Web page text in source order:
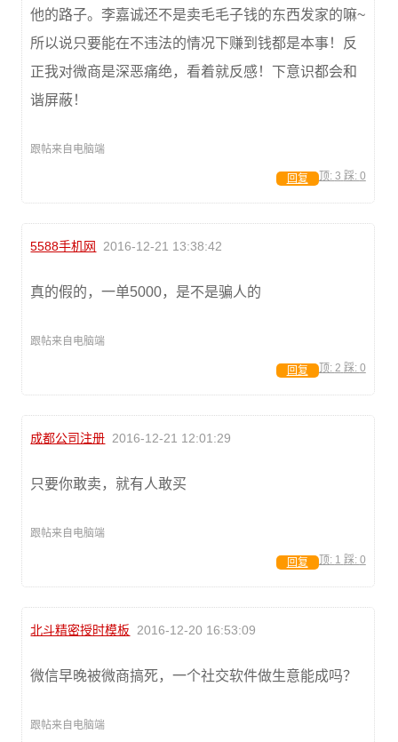
他的路子。李嘉诚还不是卖毛毛子钱的东西发家的嘛~
所以说只要能在不违法的情况下赚到钱都是本事！反
正我对微商是深恶痛绝，看着就反感！下意识都会和
谐屏蔽！
跟帖来自电脑端
顶: 3 踩: 0
回复
5588手机网 2016-12-21 13:38:42
真的假的，一单5000，是不是骗人的
跟帖来自电脑端
顶: 2 踩: 0
回复
成都公司注册 2016-12-21 12:01:29
只要你敢卖，就有人敢买
跟帖来自电脑端
顶: 1 踩: 0
回复
北斗精密授时模板 2016-12-20 16:53:09
微信早晚被微商搞死，一个社交软件做生意能成吗？
跟帖来自电脑端